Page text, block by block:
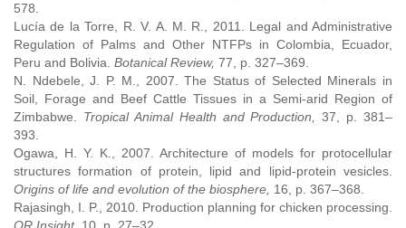
578.
Lucía de la Torre, R. V. A. M. R., 2011. Legal and Administrative
Regulation of Palms and Other NTFPs in Colombia, Ecuador,
Peru and Bolivia. Botanical Review, 77, p. 327–369.
N. Ndebele, J. P. M., 2007. The Status of Selected Minerals in
Soil, Forage and Beef Cattle Tissues in a Semi-arid Region of
Zimbabwe. Tropical Animal Health and Production,37, p. 381–
393.
Ogawa, H. Y. K., 2007. Architecture of models for protocellular
structures formation of protein, lipid and lipid-protein vesicles.
Origins of life and evolution of the biosphere, 16, p. 367–368.
Rajasingh, I. P., 2010. Production planning for chicken processing.